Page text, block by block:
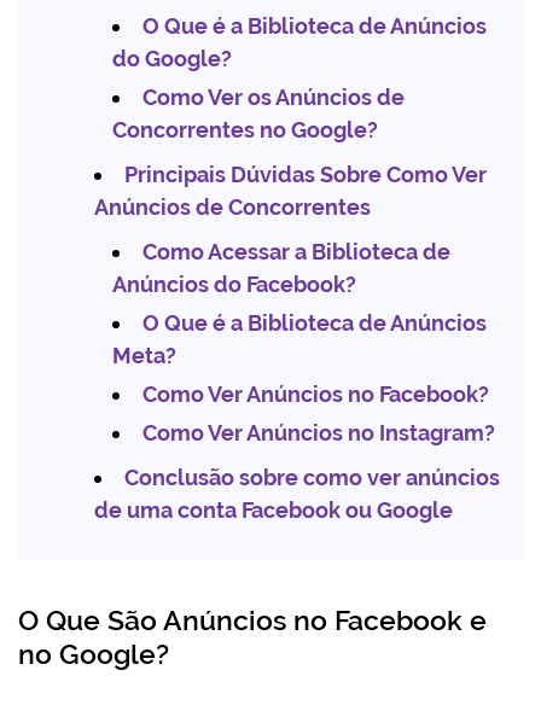
O Que é a Biblioteca de Anúncios
do Google?
Como Ver os Anúncios de
Concorrentes no Google?
Principais Dúvidas Sobre Como Ver
Anúncios de Concorrentes
Como Acessar a Biblioteca de
Anúncios do Facebook?
O Que é a Biblioteca de Anúncios
Meta?
Como Ver Anúncios no Facebook?
Como Ver Anúncios no Instagram?
Conclusão sobre como ver anúncios
de uma conta Facebook ou Google
O Que São Anúncios no Facebook e
no Google?